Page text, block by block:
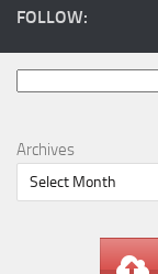
FOLLOW:
Archives